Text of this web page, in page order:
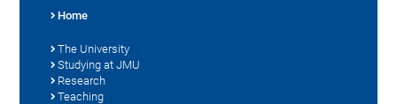
Home
The University
Studying at JMU
Research
Teaching